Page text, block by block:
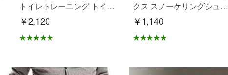
トイレトレーニング トイレ
練習 折りたたみ おまる 補
座 トイレ補助 踏み台 男の
トレ 送料無料 ステップ ス
￥2,120
クス スノーケリングシュー
ズ 砂浜 海 水泳 滑り止め 速
￥1,140